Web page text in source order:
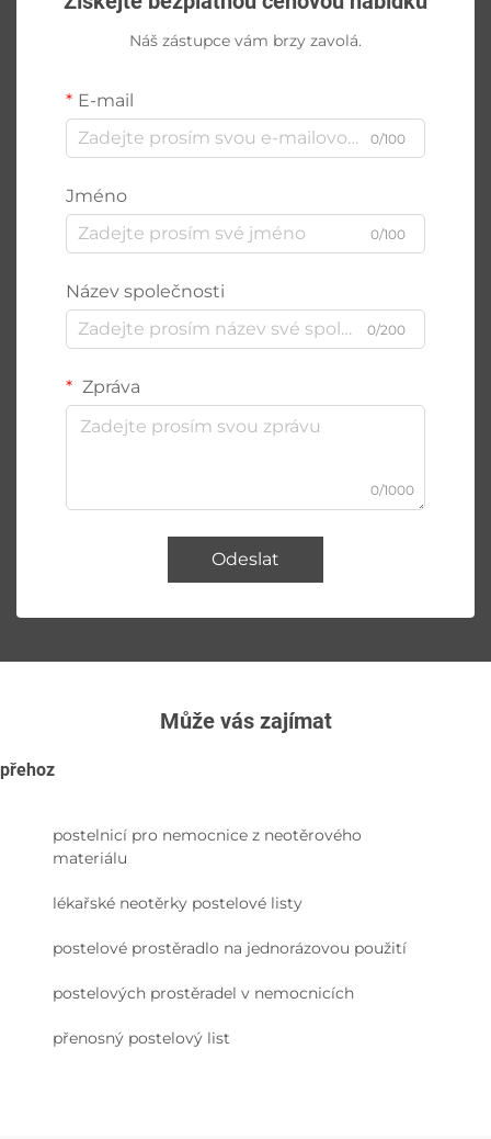
Náš zástupce vám brzy zavolá.
E-mail
0/100
Jméno
0/100
Název společnosti
0/200
Zpráva
0/1000
Odeslat
Může vás zajímat
přehoz
postelnicí pro nemocnice z neotěrového
materiálu
lékařské neotěrky postelové listy
postelové prostěradlo na jednorázovou použití
postelových prostěradel v nemocnicích
přenosný postelový list